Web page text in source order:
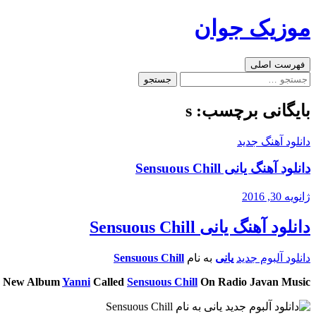
به
موزیک جوان
جست‌وجو
فهرست اصلی
جستجو
بایگانی برچسب: s
دانلود آهنگ جدید
دانلود آهنگ یانی Sensuous Chill
ژانویه 30, 2016
دانلود آهنگ یانی Sensuous Chill
دانلود آلبوم جدید یانی به نام Sensuous Chill
New AlbumYanni Called Sensuous Chill On Radio Javan Music